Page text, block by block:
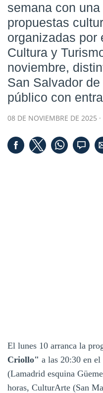
semana con
propuestas
organizadas por
Cultura y
noviembre,
San Salvador
público con
08 DE NOVIEMBRE DE 2025
El lunes 10 arranca la
Criollo" a las 20:30 en
(Lamadrid esquina
horas, CulturArte (San